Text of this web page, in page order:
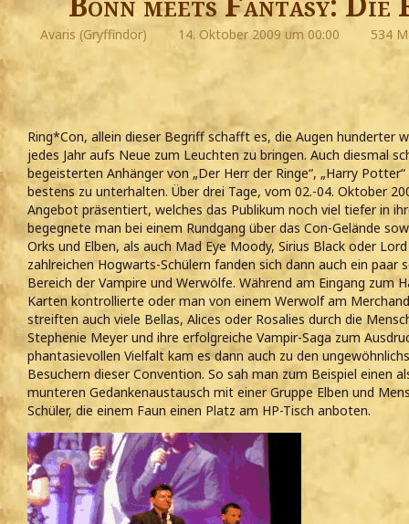
Avaris (Gryffindor) 14. Oktober 2009 um 00:00 534
Ring*Con, allein dieser Begriff schafft es, die Augen hunderter
jedes Jahr aufs Neue zum Leuchten zu bringen. Auch diesmal
begeisterten Anhänger von „Der Herr der Ringe“, „Harry
bestens zu unterhalten. Über drei Tage, vom 02.-04. Oktober
Angebot präsentiert, welches das Publikum noch viel tiefer in
begegnete man bei einem Rundgang über das Con-Gelände
Orks und Elben, als auch Mad Eye Moody, Sirius Black oder
zahlreichen Hogwarts-Schülern fanden sich dann auch ein paar
Bereich der Vampire und Werwölfe. Während am Eingang zum
Karten kontrollierte oder man von einem Werwolf am
streiften auch viele Bellas, Alices oder Rosalies durch die
Stephenie Meyer und ihre erfolgreiche Vampir-Saga zum
phantasievollen Vielfalt kam es dann auch zu den
Besuchern dieser Convention. So sah man zum Beispiel einen
munteren Gedankenaustausch mit einer Gruppe Elben und
Schüler, die einem Faun einen Platz am HP-Tisch anboten.